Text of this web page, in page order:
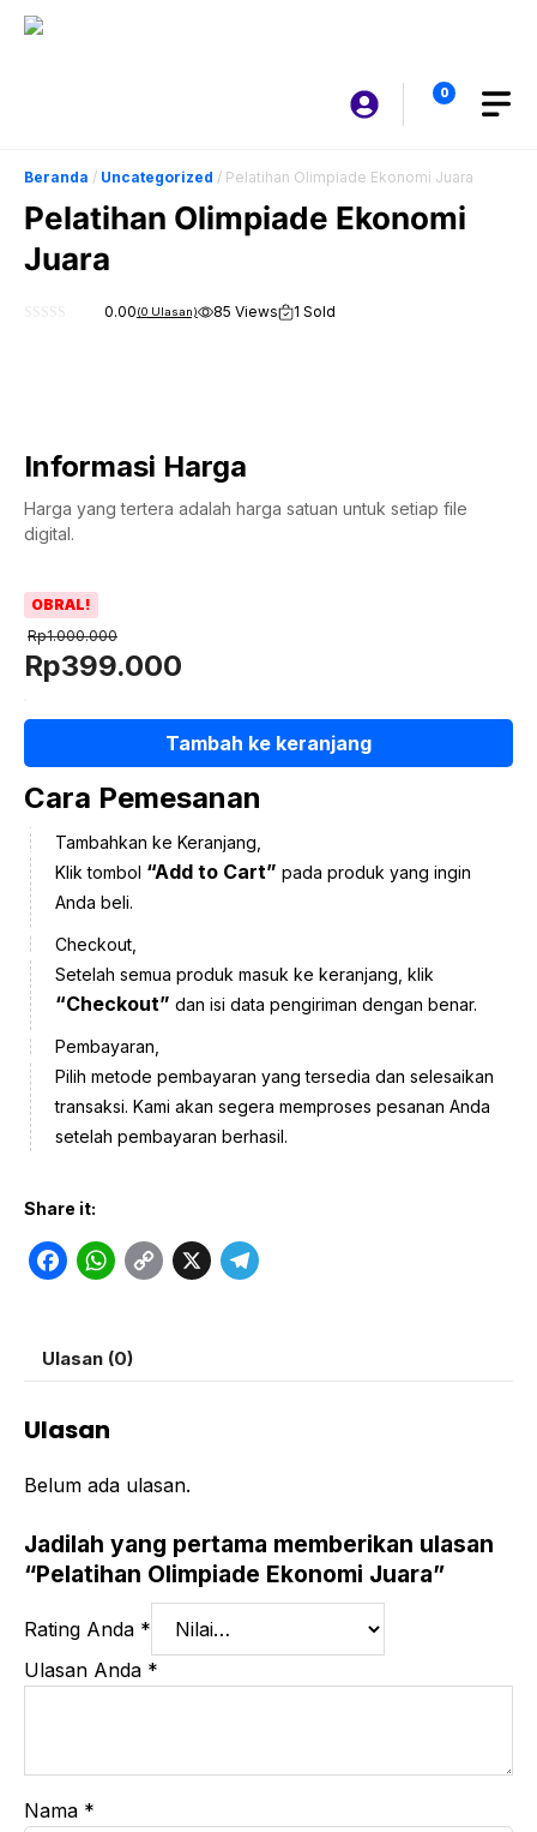
Langsung
0
Beranda / Uncategorized / Pelatihan Olimpiade Ekonomi Juara
Pelatihan Olimpiade Ekonomi
Juara
0.00(0Ulasan) 85 Views 1 Sold
Informasi Harga
Harga yang tertera adalah harga satuan untuk setiap file
digital.
OBRAL!
Rp1.000.000
Harga
adalah:
Rp1.000.000.
Rp399.000
ini
adalah:
Rp399.000.
Kuantitas
Olimpiade
Ekonomi
Juara
Tambah ke keranjang
Cara Pemesanan
Tambahkan ke Keranjang,
Klik tombol “Add to Cart” pada produk yang ingin
Anda beli.
Checkout,
Setelah semua produk masuk ke keranjang, klik
“Checkout” dan isi data pengiriman dengan benar.
Pembayaran,
Pilih metode pembayaran yang tersedia dan selesaikan
transaksi. Kami akan segera memproses pesanan Anda
setelah pembayaran berhasil.
Share it:
F
c
e
b
o
k
W
t
s
p
p
C
p
y
n
k
X T
e
m
Ulasan (0)
Ulasan
Belum ada ulasan.
Jadilah yang pertama memberikan ulasan
“Pelatihan Olimpiade Ekonomi Juara”
Rating Anda *
Ulasan Anda *
Nama *